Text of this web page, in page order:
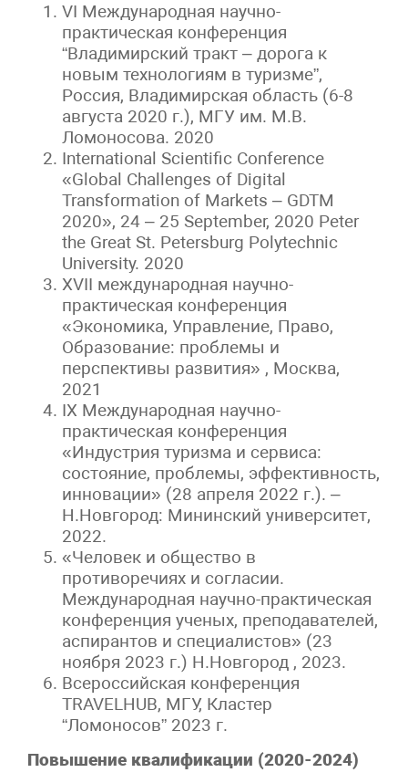
VI Международная научно-
практическая конференция
“Владимирский тракт – дорога к
новым технологиям в туризме”,
Россия, Владимирская область (6-8
августа 2020 г.), МГУ им. М.В.
Ломоносова. 2020
International Scientific Conference
«Global Challenges of Digital
Transformation of Markets – GDTM
2020», 24 – 25 September, 2020 Peter
the Great St. Petersburg Polytechnic
University. 2020
XVII международная научно-
практическая конференция
«Экономика, Управление, Право,
Образование: проблемы и
перспективы развития» , Москва,
2021
IX Международная научно-
практическая конференция
«Индустрия туризма и сервиса:
состояние, проблемы, эффективность,
инновации» (28 апреля 2022 г.). –
Н.Новгород: Мининский университет,
2022.
«Человек и общество в
противоречиях и согласии.
Международная научно-практическая
конференция ученых, преподавателей,
аспирантов и специалистов» (23
ноября 2023 г.) Н.Новгород , 2023.
Всероссийская конференция
TRAVELHUB, МГУ, Кластер
“Ломоносов” 2023 г.
Повышение квалификации (2020-2024)